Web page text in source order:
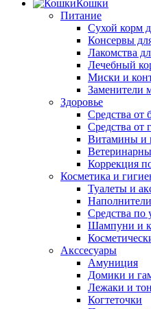
Кошки
Питание
Сухой корм
Консервы
Лакомства
Лечебный
Миски и
Заменители
Здоровье
Средства от
Средства от
Витамины и
Коррекция
Косметика и
Туалеты и
Наполнители
Средства по
Шампуни и
Акссесуары
Амуниция
Домики и
Лежаки и
Когтеточки